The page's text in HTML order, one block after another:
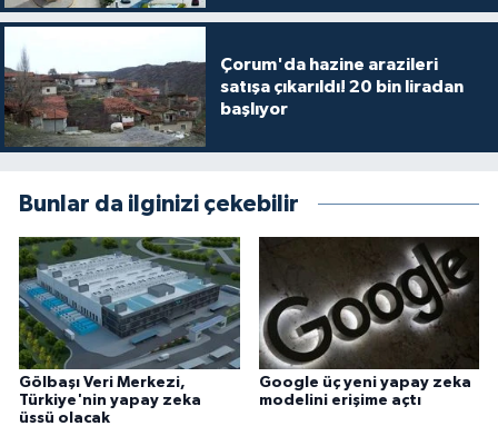
Çorum'da hazine arazileri
satışa çıkarıldı! 20 bin liradan
başlıyor
Bunlar da ilginizi çekebilir
Gölbaşı Veri Merkezi,
Türkiye'nin yapay zeka
üssü olacak
Google üç yeni yapay zeka
modelini erişime açtı